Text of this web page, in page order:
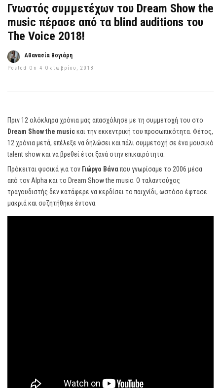
Γνωστός συμμετέχων του Dream Show the
music πέρασε από τα blind auditions του
The Voice 2018!
Αθανασία Βογιάρη
Posted On 4 Οκτωβρίου, 2018
Πριν 12 ολόκληρα χρόνια μας απασχόλησε με τη συμμετοχή του στο
Dream Show the musicκαι την εκκεντρική του προσωπικότητα. Φέτος,
12 χρόνια μετά, επέλεξε να δηλώσει και πάλι συμμετοχή σε ένα μουσικό
talent show και να βρεθεί έτσι ξανά στην επικαιρότητα.
Πρόκειται φυσικά για τον Γιώργο Βάναπου γνωρίσαμε το 2006 μέσα
από τον Alpha και το Dream Show the music. Ο ταλαντούχος
τραγουδιστής δεν κατάφερε να κερδίσει το παιχνίδι, ωστόσο έφτασε
μακριά και συζητήθηκε έντονα.